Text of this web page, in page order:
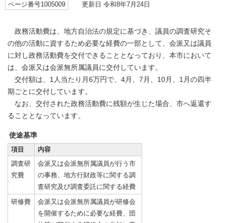
ページ番号1005009 更新日 令和8年7月24日
政務活動費は、地方自治法の規定に基づき、議員の調査研究そ
の他の活動に資するため必要な経費の一部として、会派又は議員
に対し政務活動費を交付できることとなっており、本市において
は、会派又は会派無所属議員に交付しています。
交付額は、1人当たり月6万円で、4月、7月、10月、1月の四半
期ごとに交付しています。
なお、交付された政務活動費に残額が生じた場合、市へ返還す
ることとなっています。
使途基準
項目
内容
調査研
究費
会派又は会派無所属議員が行う市
の事務、地方行財政等に関する調
査研究及び調査委託に関する経費
研修費
会派又は会派無所属議員が研修会
を開催するために必要な経費、団